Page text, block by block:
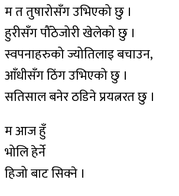
म त तुषारोसँग उभिएको छु ।
हुरीसँग पौँठेजोरी खेलेको छु ।
स्वपनाहरुको ज्योतिलाइ बचाउन,
आँधीसँग ठिंग उभिएको छु ।
सतिसाल बनेर ठडिने प्रयत्नरत छु ।
म आज हुँ
भोलि हेर्ने
हिजो बाट सिक्ने ।